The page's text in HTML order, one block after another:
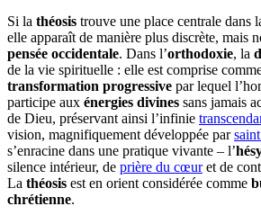
Si la théosis trouve une place centrale dans
elle apparaît de manière plus discrète, mais
pensée occidentale. Dans l’orthodoxie, la
de la vie spirituelle : elle est comprise
transformation progressive par lequel
participe aux énergies divines sans jamais
de Dieu, préservant ainsi l’infinie
vision, magnifiquement développée par
s’enracine dans une pratique vivante – l’
silence intérieur, de prière du cœuret de
La théosis est en orient considérée comme
chrétienne.